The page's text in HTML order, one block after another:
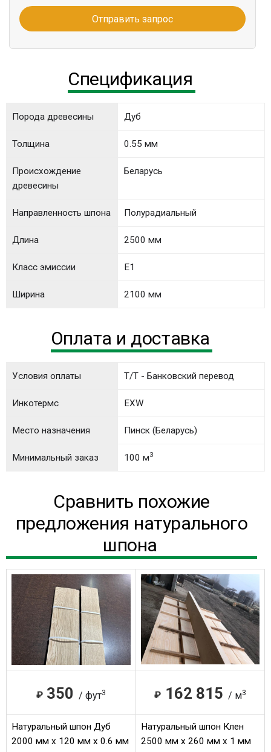
Отправить запрос
Спецификация
Порода древесины Дуб
Толщина 0.55 мм
Происхождение
древесины
Беларусь
Направленность шпона Полурадиальный
Длина 2500 мм
Класс эмиссии E1
Ширина 2100 мм
Оплата и доставка
Условия оплаты T/T - Банковский перевод
Инкотермс EXW
Минимальный заказ 100 м3
Место назначения Пинск (Беларусь)
Сравнить похожие
предложения натурального
шпона
₽ 350 / фут3 ₽ 162 815 / м3
Натуральный шпон Дуб
2000 мм x 120 мм x 0.6 мм
Натуральный шпон Клен
2500 мм x 260 мм x 1 мм